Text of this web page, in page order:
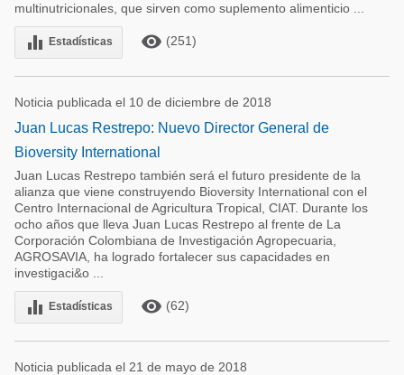
multinutricionales, que sirven como suplemento alimenticio ...
equalizer Estadísticas remove_red_eye (251)
Noticia publicada el 10 de diciembre de 2018
Juan Lucas Restrepo: Nuevo Director General de
Bioversity International
Juan Lucas Restrepo también será el futuro presidente de la
alianza que viene construyendo Bioversity International con el
Centro Internacional de Agricultura Tropical, CIAT. Durante los
ocho años que lleva Juan Lucas Restrepo al frente de La
Corporación Colombiana de Investigación Agropecuaria,
AGROSAVIA, ha logrado fortalecer sus capacidades en
investigaci&o ...
equalizer Estadísticas remove_red_eye (62)
Noticia publicada el 21 de mayo de 2018